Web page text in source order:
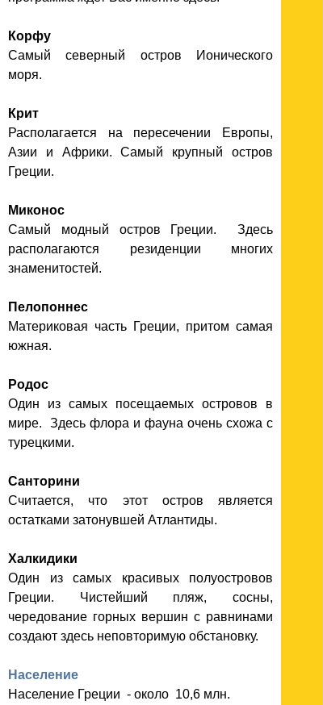
Корфу
Самый северный остров Ионического
моря.
Крит
Располагается на пересечении Европы,
Азии и Африки. Самый крупный остров
Греции.
Миконос
Самый модный остров Греции. Здесь
располагаются резиденции многих
знаменитостей.
Пелопоннес
Материковая часть Греции, притом самая
южная.
Родос
Один из самых посещаемых островов в
мире. Здесь флора и фауна очень схожа с
турецкими.
Санторини
Считается, что этот остров является
остатками затонувшей Атлантиды.
Халкидики
Один из самых красивых полуостровов
Греции. Чистейший пляж, сосны,
чередование горных вершин с равнинами
создают здесь неповторимую обстановку.
Население
Население Греции - около 10,6 млн.